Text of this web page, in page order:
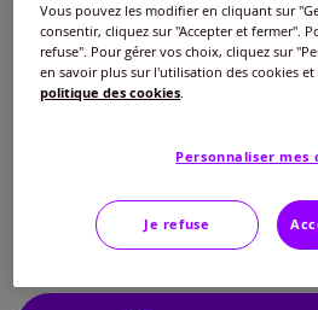
Modèle :
Tailles standard : entrejambe
Veuillez sélectionner une taille
38/40 -En stock
Vous pouvez les modifier en cliquant sur
consentir, cliquez sur "Accepter et fermer".
refuse". Pour gérer vos choix, cliquez sur
en savoir plus sur l'utilisation des cookies
politique des cookies.
Personnaliser mes
Je refuse